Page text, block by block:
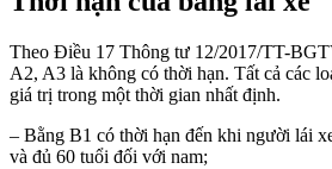
Theo Điều 17 Thông tư 12/2017/TT-
A2, A3 là không có thời hạn. Tất cả các
giá trị trong một thời gian nhất định.
– Bằng B1 có thời hạn đến khi người lái
và đủ 60 tuổi đối với nam;